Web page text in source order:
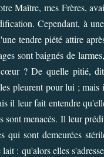
Maître, mes Frères,
Cependant, à
tendre piété attire
sont baignés de
? De quelle pitié,
pleurent pour lui ;
il leur fait entendre
sont menacés. Il leur
qui sont demeurées
: qu'alors elles